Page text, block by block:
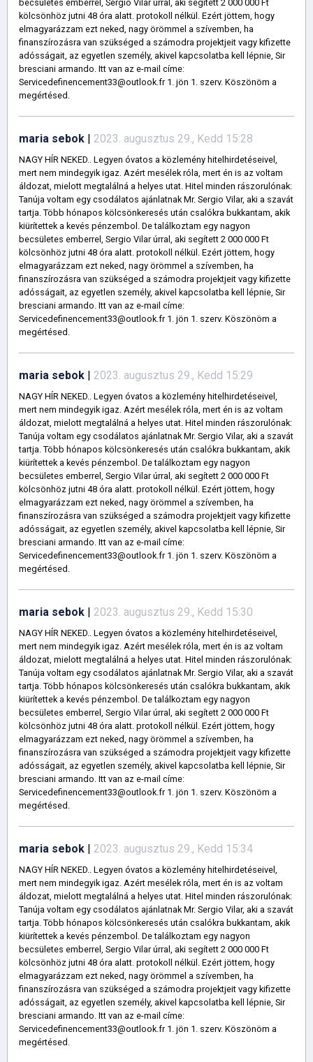
becsületes emberrel, Sergio Vilar úrral, aki segített 2 000 000 Ft
kölcsönhöz jutni 48 óra alatt. protokoll nélkül. Ezért jöttem, hogy
elmagyarázzam ezt neked, nagy örömmel a szívemben, ha
finanszírozásra van szükséged a számodra projektjeit vagy kifizette
adósságait, az egyetlen személy, akivel kapcsolatba kell lépnie, Sir
bresciani armando. Itt van az e-mail címe:
Servicedefinencement33@outlook.fr 1. jön 1. szerv. Köszönöm a
megértésed.
maria sebok | 2023. augusztus 29., Kedd 15:28
NAGY HÍR NEKED.. Legyen óvatos a közlemény hitelhirdetéseivel,
mert nem mindegyik igaz. Azért mesélek róla, mert én is az voltam
áldozat, mielott megtalálná a helyes utat. Hitel minden rászorulónak:
Tanúja voltam egy csodálatos ajánlatnak Mr. Sergio Vilar, aki a szavát
tartja. Több hónapos kölcsönkeresés után csalókra bukkantam, akik
kiürítettek a kevés pénzembol. De találkoztam egy nagyon
becsületes emberrel, Sergio Vilar úrral, aki segített 2 000 000 Ft
kölcsönhöz jutni 48 óra alatt. protokoll nélkül. Ezért jöttem, hogy
elmagyarázzam ezt neked, nagy örömmel a szívemben, ha
finanszírozásra van szükséged a számodra projektjeit vagy kifizette
adósságait, az egyetlen személy, akivel kapcsolatba kell lépnie, Sir
bresciani armando. Itt van az e-mail címe:
Servicedefinencement33@outlook.fr 1. jön 1. szerv. Köszönöm a
megértésed.
maria sebok | 2023. augusztus 29., Kedd 15:29
NAGY HÍR NEKED.. Legyen óvatos a közlemény hitelhirdetéseivel,
mert nem mindegyik igaz. Azért mesélek róla, mert én is az voltam
áldozat, mielott megtalálná a helyes utat. Hitel minden rászorulónak:
Tanúja voltam egy csodálatos ajánlatnak Mr. Sergio Vilar, aki a szavát
tartja. Több hónapos kölcsönkeresés után csalókra bukkantam, akik
kiürítettek a kevés pénzembol. De találkoztam egy nagyon
becsületes emberrel, Sergio Vilar úrral, aki segített 2 000 000 Ft
kölcsönhöz jutni 48 óra alatt. protokoll nélkül. Ezért jöttem, hogy
elmagyarázzam ezt neked, nagy örömmel a szívemben, ha
finanszírozásra van szükséged a számodra projektjeit vagy kifizette
adósságait, az egyetlen személy, akivel kapcsolatba kell lépnie, Sir
bresciani armando. Itt van az e-mail címe:
Servicedefinencement33@outlook.fr 1. jön 1. szerv. Köszönöm a
megértésed.
maria sebok | 2023. augusztus 29., Kedd 15:30
NAGY HÍR NEKED.. Legyen óvatos a közlemény hitelhirdetéseivel,
mert nem mindegyik igaz. Azért mesélek róla, mert én is az voltam
áldozat, mielott megtalálná a helyes utat. Hitel minden rászorulónak:
Tanúja voltam egy csodálatos ajánlatnak Mr. Sergio Vilar, aki a szavát
tartja. Több hónapos kölcsönkeresés után csalókra bukkantam, akik
kiürítettek a kevés pénzembol. De találkoztam egy nagyon
becsületes emberrel, Sergio Vilar úrral, aki segített 2 000 000 Ft
kölcsönhöz jutni 48 óra alatt. protokoll nélkül. Ezért jöttem, hogy
elmagyarázzam ezt neked, nagy örömmel a szívemben, ha
finanszírozásra van szükséged a számodra projektjeit vagy kifizette
adósságait, az egyetlen személy, akivel kapcsolatba kell lépnie, Sir
bresciani armando. Itt van az e-mail címe:
Servicedefinencement33@outlook.fr 1. jön 1. szerv. Köszönöm a
megértésed.
maria sebok | 2023. augusztus 29., Kedd 15:34
NAGY HÍR NEKED.. Legyen óvatos a közlemény hitelhirdetéseivel,
mert nem mindegyik igaz. Azért mesélek róla, mert én is az voltam
áldozat, mielott megtalálná a helyes utat. Hitel minden rászorulónak:
Tanúja voltam egy csodálatos ajánlatnak Mr. Sergio Vilar, aki a szavát
tartja. Több hónapos kölcsönkeresés után csalókra bukkantam, akik
kiürítettek a kevés pénzembol. De találkoztam egy nagyon
becsületes emberrel, Sergio Vilar úrral, aki segített 2 000 000 Ft
kölcsönhöz jutni 48 óra alatt. protokoll nélkül. Ezért jöttem, hogy
elmagyarázzam ezt neked, nagy örömmel a szívemben, ha
finanszírozásra van szükséged a számodra projektjeit vagy kifizette
adósságait, az egyetlen személy, akivel kapcsolatba kell lépnie, Sir
bresciani armando. Itt van az e-mail címe:
Servicedefinencement33@outlook.fr 1. jön 1. szerv. Köszönöm a
megértésed.